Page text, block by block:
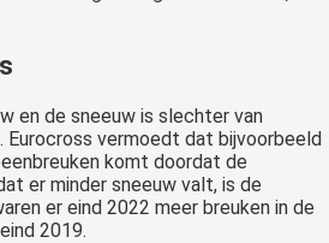
en de sneeuw is slechter van
Eurocross vermoedt dat bijvoorbeeld
komt doordat de
er minder sneeuw valt, is de
er eind 2022 meer breuken in de
2019.